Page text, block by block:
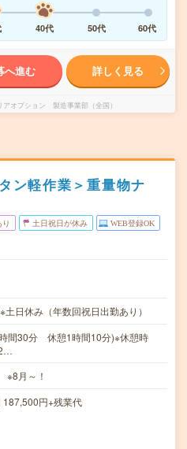
40代 50代 60代
へ進む 詳しく見る
アオプション 製造事業部（全国）
ン軽作業＞重量物ナ
土日祝日が休み WEB登録OK
日休み（年数回祝日出勤あり）
間30分 休憩1時間10分)※休憩時
※8月～！
円+残業代